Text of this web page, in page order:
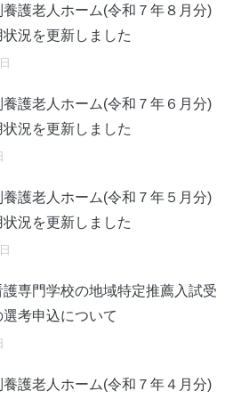
護老人ホーム(令和７年８月分)
況を更新しました
護老人ホーム(令和７年６月分)
況を更新しました
護老人ホーム(令和７年５月分)
況を更新しました
専門学校の地域特定推薦入試受
考申込について
護老人ホーム(令和７年４月分)